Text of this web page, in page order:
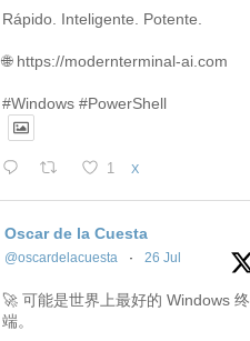
Rápido. Inteligente. Potente.
🌐 https://modernterminal-ai.com
#Windows #PowerShell
1 X
Oscar de la Cuesta
@oscardelacuesta · 26 Jul
🚀 可能是世界上最好的 Windows 终
端。